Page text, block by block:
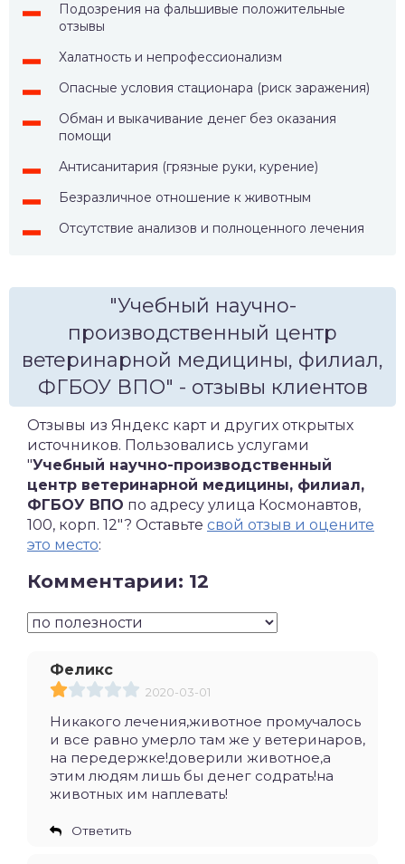
Подозрения на фальшивые положительные
отзывы
Халатность и непрофессионализм
Опасные условия стационара (риск заражения)
Обман и выкачивание денег без оказания
помощи
Антисанитария (грязные руки, курение)
Безразличное отношение к животным
Отсутствие анализов и полноценного лечения
"Учебный научно-
производственный центр
ветеринарной медицины, филиал,
ФГБОУ ВПО" - отзывы клиентов
Отзывы из Яндекс карт и других открытых
источников. Пользовались услугами
"Учебный научно-производственный
центр ветеринарной медицины, филиал,
ФГБОУ ВПО по адресу улица Космонавтов,
100, корп. 12"? Оставьте свой отзыв и оцените
это место:
Комментарии: 12
Феликс
2020-03-01
Никакого лечения,животное промучалось
и все равно умерло там же у ветеринаров,
на передержке!доверили животное,а
этим людям лишь бы денег содрать!на
животных им наплевать!
Ответить